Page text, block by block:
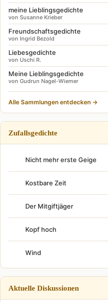
meine Lieblingsgedichte
von Susanne Krieber
Freundschaftsgedichte
von Ingrid Bezold
Liebesgedichte
von Uschi R.
Meine Lieblingsgedichte
von Gudrun Nagel-Wiemer
Alle Sammlungen entdecken →
Zufallsgedichte
Nicht mehr erste Geige
Kostbare Zeit
Der Mitgiftjäger
Kopf hoch
Wind
Aktuelle Diskussionen